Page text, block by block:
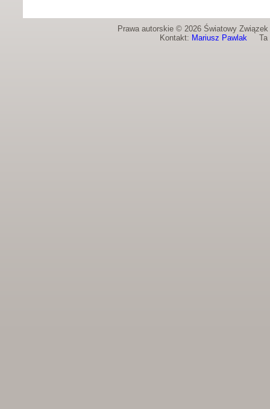
Prawa autorskie © 2026 Światowy
Kontakt: Mariusz PawlakTa